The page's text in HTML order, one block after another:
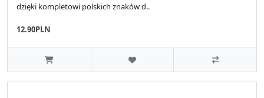
dzięki kompletowi polskich znaków d..
12.90PLN